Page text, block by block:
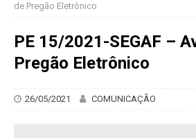
de Pregão Eletrônico
PE 15/2021-SEGAF –
Pregão Eletrônico
26/05/2021 COMUNICAÇÃO